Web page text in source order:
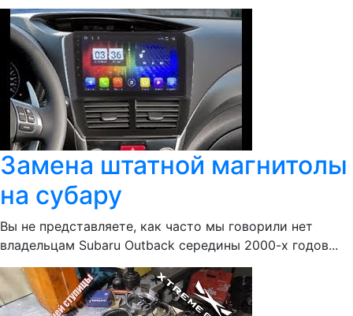
Замена штатной магнитолы
на субару
Вы не представляете, как часто мы говорили нет
владельцам Subaru Outback середины 2000-х годов...